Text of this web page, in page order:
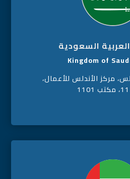
السعودية
Kingdom of
مركز الأندلس للأعمال،